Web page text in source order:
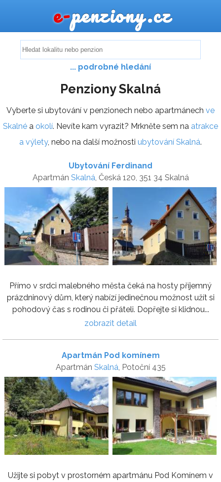
e-penziony.cz
... podrobné hledání
Penziony Skalná
Vyberte si ubytování v penzionech nebo apartmánech ve
Skalné a okolí. Nevíte kam vyrazit? Mrkněte sem na atrakce
a výlety, nebo na další možnosti ubytování Skalná.
Ubytování Ferdinand
Apartmán Skalná , Česká 120, 351 34 Skalná
Přímo v srdci malebného města čeká na hosty příjemný
prázdninový dům, který nabízí jedinečnou možnost užít si
pohodový čas s rodinou či přáteli. Dopřejte si klidnou...
zobrazit detail
Apartmán Pod komínem
Apartmán Skalná, Potoční 435
Užijte si pobyt v prostorném apartmánu Pod Komínem v